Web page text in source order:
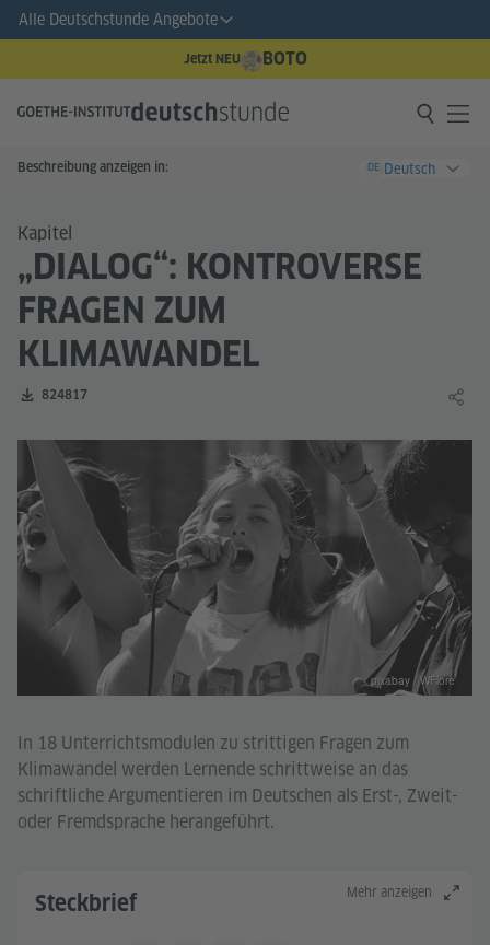
Alle Deutschstunde Angebote
Jetzt NEU BOTO
Beschreibung anzeigen in: DE Deutsch
Kapitel
„DIALOG“: KONTROVERSE
FRAGEN ZUM
KLIMAWANDEL
Zahl der Downloads:
824817
pixabay / WFlore
In 18 Unterrichtsmodulen zu strittigen Fragen zum
Klimawandel werden Lernende schrittweise an das
schriftliche Argumentieren im Deutschen als Erst-, Zweit-
oder Fremdsprache herangeführt.
Mehr anzeigen
Steckbrief